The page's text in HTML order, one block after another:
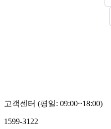
고객센터 (평일: 09:00~18:00)
1599-3122